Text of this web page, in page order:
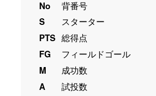
No
背番号
S
スターター
PTS 総得点
FG
フィールドゴール
M
成功数
A
試投数